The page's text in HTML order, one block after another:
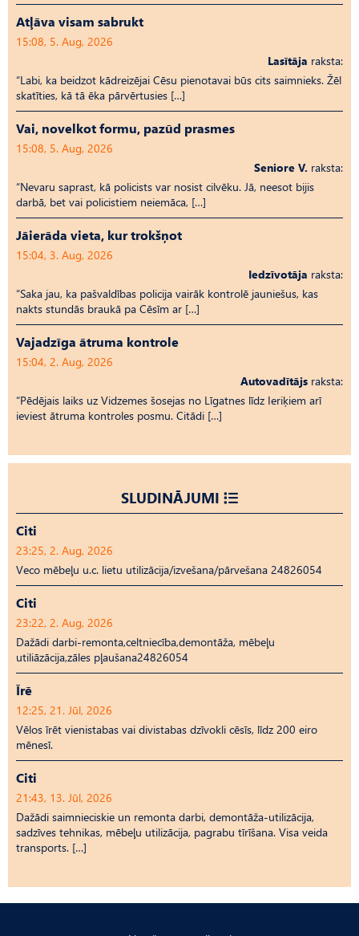
Atļāva visam sabrukt
15:08, 5. Aug, 2026
Lasītāja raksta:
“Labi, ka beidzot kādreizējai Cēsu pienotavai būs cits saimnieks. Žēl
skatīties, kā tā ēka pārvērtusies […]
Vai, novelkot formu, pazūd prasmes
15:08, 5. Aug, 2026
Seniore V. raksta:
“Nevaru saprast, kā policists var nosist cilvēku. Jā, neesot bijis
darbā, bet vai policistiem neiemāca, […]
Jāierāda vieta, kur trokšņot
15:04, 3. Aug, 2026
Iedzīvotāja raksta:
“Saka jau, ka pašvaldības policija vairāk kontrolē jauniešus, kas
nakts stundās braukā pa Cēsīm ar […]
Vajadzīga ātruma kontrole
15:04, 2. Aug, 2026
Autovadītājs raksta:
“Pēdējais laiks uz Vid­ze­mes šosejas no Līgatnes līdz Ieriķiem arī
ieviest ātruma kontroles posmu. Citādi […]
SLUDINĀJUMI
Citi
23:25, 2. Aug, 2026
Veco mēbeļu u.c. lietu utilizācija/izvešana/pārvešana 24826054
Citi
23:22, 2. Aug, 2026
Dažādi darbi-remonta,celtniecība,demontāža, mēbeļu
utiliāzācija,zāles pļaušana24826054
Īrē
12:25, 21. Jūl, 2026
Vēlos īrēt vienistabas vai divistabas dzīvokli cēsīs, līdz 200 eiro
mēnesī.
Citi
21:43, 13. Jūl, 2026
Dažādi saimnieciskie un remonta darbi, demontāža-utilizācija,
sadzīves tehnikas, mēbeļu utilizācija, pagrabu tīrīšana. Visa veida
transports. […]